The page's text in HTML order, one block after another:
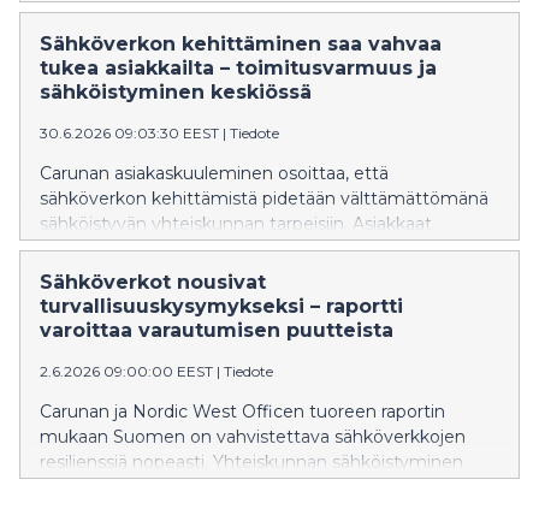
vikoja verkossa, varsinkin lounais-Suomessa, Länsi-
Uudellamaalla sekä jonkin verran Etelä-Pohjanmaan
alueella.
Sähköverkon kehittäminen saa vahvaa
tukea asiakkailta – toimitusvarmuus ja
sähköistyminen keskiössä
30.6.2026 09:03:30 EEST | Tiedote
Carunan asiakaskuuleminen osoittaa, että
sähköverkon kehittämistä pidetään välttämättömänä
sähköistyvän yhteiskunnan tarpeisiin. Asiakkaat
korostavat erityisesti toimitusvarmuutta, kapasiteetin
riittävyyttä ja puhtaan energian mahdollistamista.
Carunan sähköverkon kehittämissuunnitelmia
koskeneisiin asiakaskuulemisiin osallistui lähes 7 000
Sähköverkot nousivat
turvallisuuskysymykseksi – raportti
varoittaa varautumisen puutteista
2.6.2026 09:00:00 EEST | Tiedote
Carunan ja Nordic West Officen tuoreen raportin
mukaan Suomen on vahvistettava sähköverkkojen
resilienssiä nopeasti. Yhteiskunnan sähköistyminen